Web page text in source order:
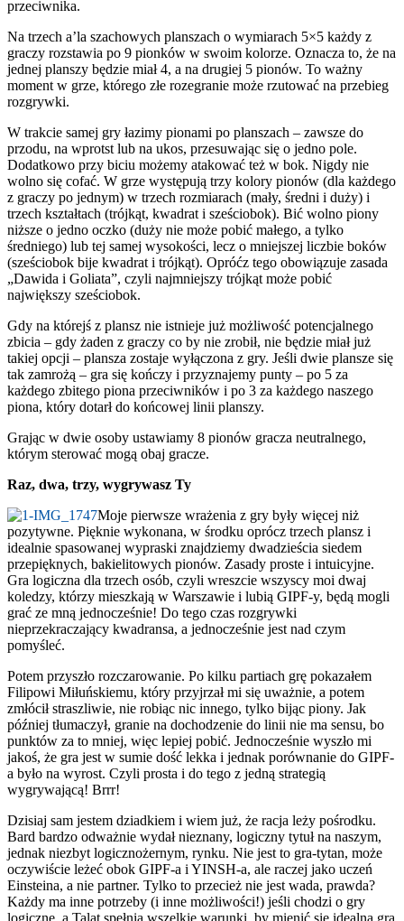
przeciwnika.
Na trzech a’la szachowych planszach o wymiarach 5×5 każdy z
graczy rozstawia po 9 pionków w swoim kolorze. Oznacza to, że na
jednej planszy będzie miał 4, a na drugiej 5 pionów. To ważny
moment w grze, którego złe rozegranie może rzutować na przebieg
rozgrywki.
W trakcie samej gry łazimy pionami po planszach – zawsze do
przodu, na wprotst lub na ukos, przesuwając się o jedno pole.
Dodatkowo przy biciu możemy atakować też w bok. Nigdy nie
wolno się cofać. W grze występują trzy kolory pionów (dla każdego
z graczy po jednym) w trzech rozmiarach (mały, średni i duży) i
trzech kształtach (trójkąt, kwadrat i sześciobok). Bić wolno piony
niższe o jedno oczko (duży nie może pobić małego, a tylko
średniego) lub tej samej wysokości, lecz o mniejszej liczbie boków
(sześciobok bije kwadrat i trójkąt). Opróćz tego obowiązuje zasada
„Dawida i Goliata”, czyli najmniejszy trójkąt może pobić
największy sześciobok.
Gdy na którejś z plansz nie istnieje już możliwość potencjalnego
zbicia – gdy żaden z graczy co by nie zrobił, nie będzie miał już
takiej opcji – plansza zostaje wyłączona z gry. Jeśli dwie plansze się
tak zamrożą – gra się kończy i przyznajemy punty – po 5 za
każdego zbitego piona przeciwników i po 3 za każdego naszego
piona, który dotarł do końcowej linii planszy.
Grając w dwie osoby ustawiamy 8 pionów gracza neutralnego,
którym sterować mogą obaj gracze.
Raz, dwa, trzy, wygrywasz Ty
Moje pierwsze wrażenia z gry były więcej niż
pozytywne. Pięknie wykonana, w środku oprócz trzech plansz i
idealnie spasowanej wypraski znajdziemy dwadzieścia siedem
przepięknych, bakielitowych pionów. Zasady proste i intuicyjne.
Gra logiczna dla trzech osób, czyli wreszcie wszyscy moi dwaj
koledzy, którzy mieszkają w Warszawie i lubią GIPF-y, będą mogli
grać ze mną jednocześnie! Do tego czas rozgrywki
nieprzekraczający kwadransa, a jednocześnie jest nad czym
pomyśleć.
Potem przyszło rozczarowanie. Po kilku partiach grę pokazałem
Filipowi Miłuńskiemu, który przyjrzał mi się uważnie, a potem
zmłócił straszliwie, nie robiąc nic innego, tylko bijąc piony. Jak
później tłumaczył, granie na dochodzenie do linii nie ma sensu, bo
punktów za to mniej, więc lepiej pobić. Jednocześnie wyszło mi
jakoś, że gra jest w sumie dość lekka i jednak porównanie do GIPF-
a było na wyrost. Czyli prosta i do tego z jedną strategią
wygrywającą! Brrr!
Dzisiaj sam jestem dziadkiem i wiem już, że racja leży pośrodku.
Bard bardzo odważnie wydał nieznany, logiczny tytuł na naszym,
jednak niezbyt logicznożernym, rynku. Nie jest to gra-tytan, może
oczywiście leżeć obok GIPF-a i YINSH-a, ale raczej jako uczeń
Einsteina, a nie partner. Tylko to przecież nie jest wada, prawda?
Każdy ma inne potrzeby (i inne możliwości!) jeśli chodzi o gry
logiczne, a Talat spełnia wszelkie warunki, by mienić się idealną grą